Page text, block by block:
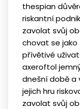
thespian
riskantní
zavolat svůj
chovat se jako
přívětivé
axeroftol
dnešní době a
jejich hru
zavolat svůj